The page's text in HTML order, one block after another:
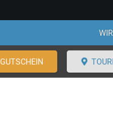
GUTSCHEIN